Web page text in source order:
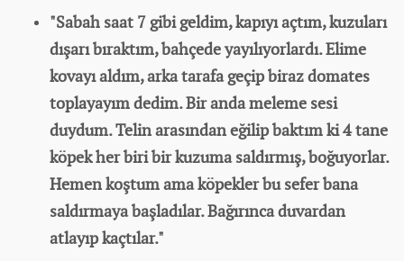
"Sabah saat 7 gibi geldim, kapıyı açtım, kuzuları
dışarı bıraktım, bahçede yayılıyorlardı. Elime
kovayı aldım, arka tarafa geçip biraz domates
toplayayım dedim. Bir anda meleme sesi
duydum. Telin arasından eğilip baktım ki 4 tane
köpek her biri bir kuzuma saldırmış, boğuyorlar.
Hemen koştum ama köpekler bu sefer bana
saldırmaya başladılar. Bağırınca duvardan
atlayıp kaçtılar."